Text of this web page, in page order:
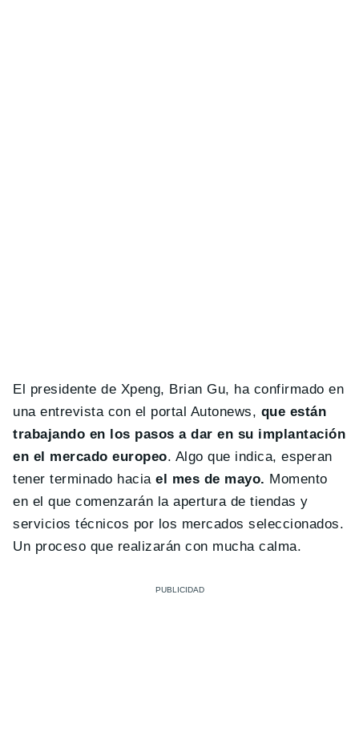
El presidente de Xpeng, Brian Gu, ha confirmado en
una entrevista con el portal Autonews, que están
trabajando en los pasos a dar en su implantación
en el mercado europeo. Algo que indica, esperan
tener terminado haciael mes de mayo. Momento
en el que comenzarán la apertura de tiendas y
servicios técnicos por los mercados seleccionados.
Un proceso que realizarán con mucha calma.